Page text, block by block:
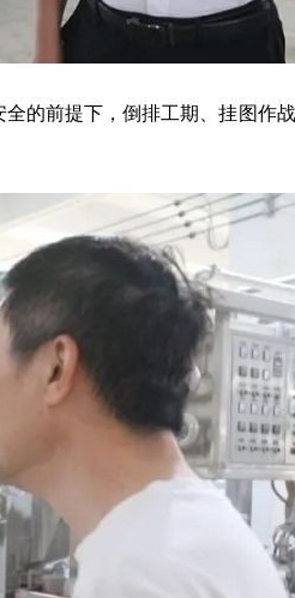
前提下，倒排工期、挂图作